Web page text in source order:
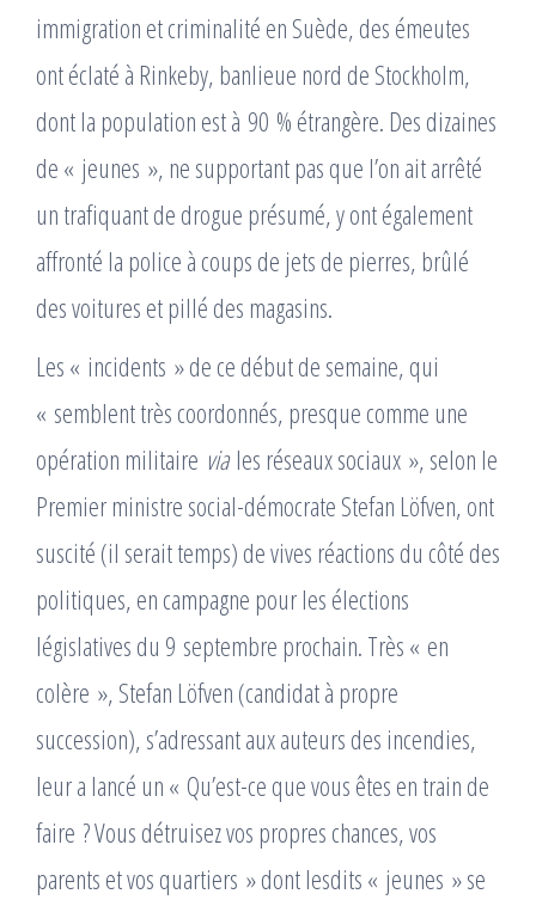
immigration et criminalité en Suède, des émeutes
ont éclaté à Rinkeby, banlieue nord de Stockholm,
dont la population est à 90 % étrangère. Des dizaines
de « jeunes », ne supportant pas que l’on ait arrêté
un trafiquant de drogue présumé, y ont également
affronté la police à coups de jets de pierres, brûlé
des voitures et pillé des magasins.
Les « incidents » de ce début de semaine, qui
« semblent très coordonnés, presque comme une
opération militaire via les réseaux sociaux », selon le
Premier ministre social-démocrate Stefan Löfven, ont
suscité (il serait temps) de vives réactions du côté des
politiques, en campagne pour les élections
législatives du 9 septembre prochain. Très « en
colère », Stefan Löfven (candidat à propre
succession), s’adressant aux auteurs des incendies,
leur a lancé un « Qu’est-ce que vous êtes en train de
faire ? Vous détruisez vos propres chances, vos
parents et vos quartiers » dont lesdits « jeunes » se